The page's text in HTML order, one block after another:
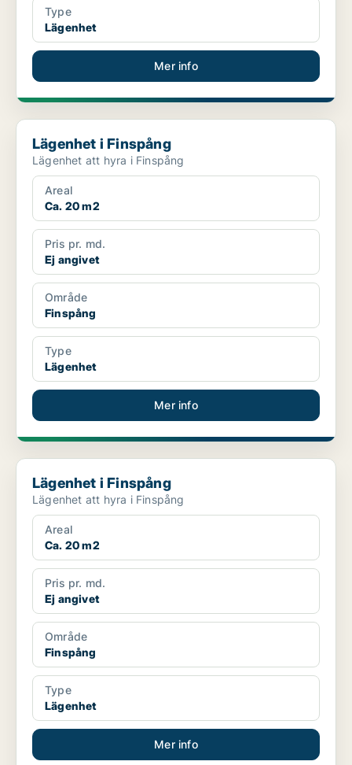
Type
Lägenhet
Mer info
Lägenhet i Finspång
Lägenhet i Finspång
Lägenhet att hyra i Finspång
Areal
Ca. 20 m2
Pris pr. md.
Ej angivet
Område
Finspång
Type
Lägenhet
Mer info
Lägenhet i Finspång
Lägenhet i Finspång
Lägenhet att hyra i Finspång
Areal
Ca. 20 m2
Pris pr. md.
Ej angivet
Område
Finspång
Type
Lägenhet
Mer info